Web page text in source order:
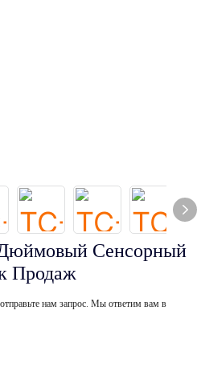
Сенсорный
Продаж
нам запрос. Мы ответим вам в